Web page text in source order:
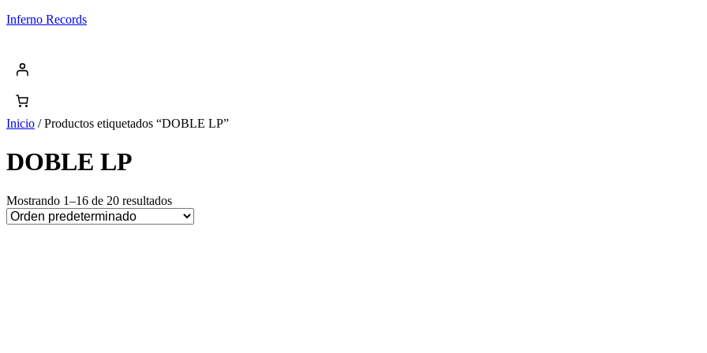
Saltar
Inferno Records
Inicio / Productos etiquetados “DOBLE LP”
DOBLE LP
Mostrando 1–16 de 20 resultados